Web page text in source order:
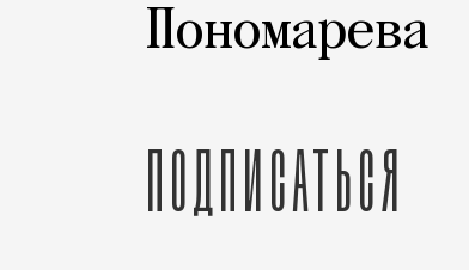
Пономарева
Подписаться